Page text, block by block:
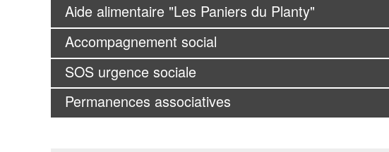
Aide alimentaire "Les Paniers du Planty"
Accompagnement social
SOS urgence sociale
Permanences associatives